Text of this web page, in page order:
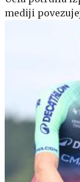
mediji